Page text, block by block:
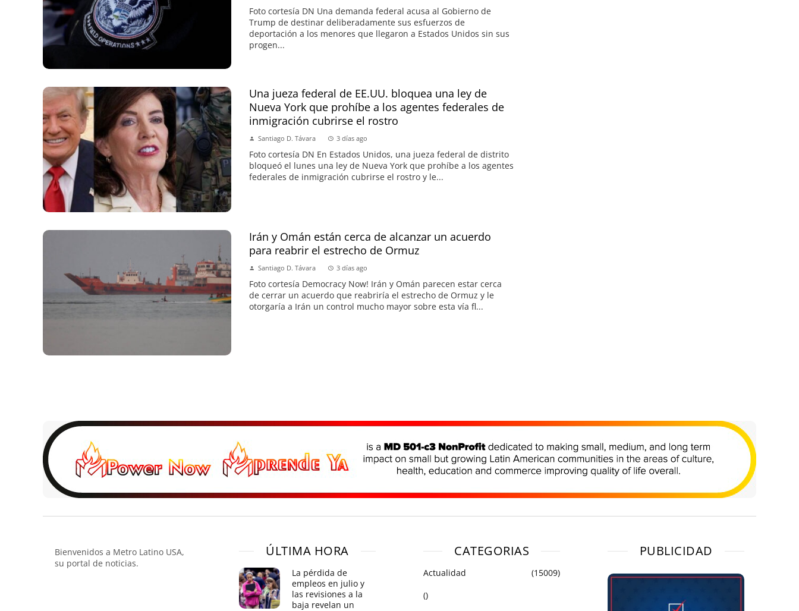
Foto cortesía DN Una demanda federal acusa al Gobierno de
Trump de destinar deliberadamente sus esfuerzos de
deportación a los menores que llegaron a Estados Unidos sin sus
progen...
Una jueza federal de EE.UU. bloquea una ley de
Nueva York que prohíbe a los agentes federales de
inmigración cubrirse el rostro
Santiago D. Távara 3 días ago
Foto cortesía DN En Estados Unidos, una jueza federal de distrito
bloqueó el lunes una ley de Nueva York que prohíbe a los agentes
federales de inmigración cubrirse el rostro y le...
Irán y Omán están cerca de alcanzar un acuerdo
para reabrir el estrecho de Ormuz
Santiago D. Távara 3 días ago
Foto cortesía Democracy Now! Irán y Omán parecen estar cerca
de cerrar un acuerdo que reabriría el estrecho de Ormuz y le
otorgaría a Irán un control mucho mayor sobre esta vía fl...
Bienvenidos a Metro Latino USA,
su portal de noticias.
ÚLTIMA HORA
La pérdida de
empleos en julio y
las revisiones a la
baja revelan un
CATEGORIAS
Actualidad
(15009)
()
PUBLICIDAD